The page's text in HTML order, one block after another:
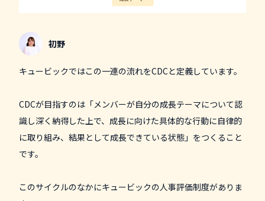
初野
キュービックではこの一連の流れをCDCと定義しています。
CDCが目指すのは「メンバーが自分の成長テーマについて認
識し深く納得した上で、成長に向けた具体的な行動に自律的
に取り組み、結果として成長できている状態」をつくること
です。
このサイクルのなかにキュービックの人事評価制度がありま